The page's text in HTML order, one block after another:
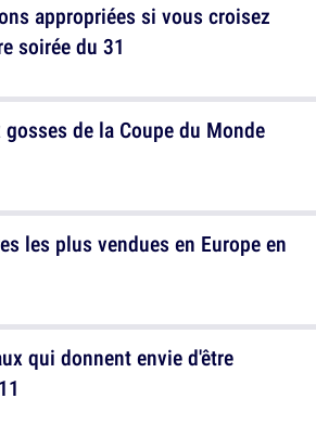
gosses de la Coupe du Monde
qui donnent envie d'être
appropriées si vous croisez
soirée du 31
les plus vendues en Europe en